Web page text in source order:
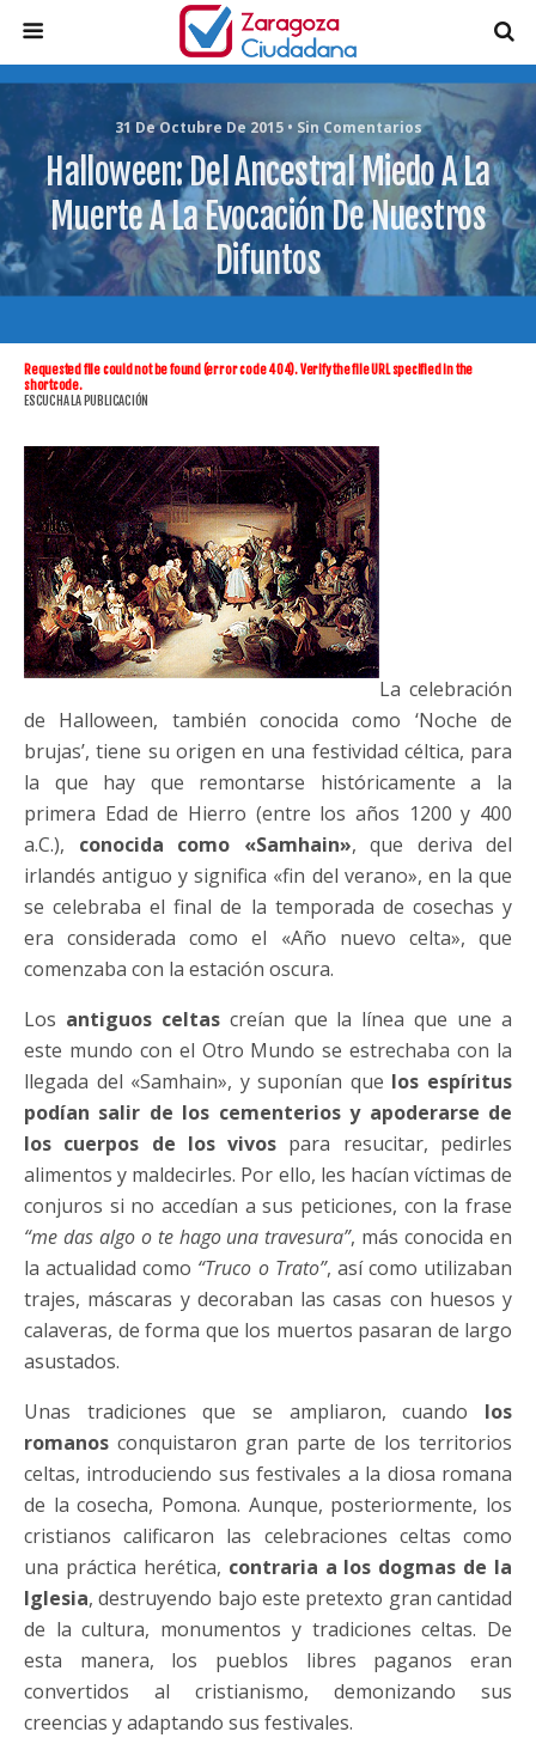
31 De Octubre De 2015 • Sin Comentarios
Halloween: Del Ancestral Miedo A La
Muerte A La Evocación De Nuestros
Difuntos
Requested file could not be found (error code 404). Verify the file URL specified in the
shortcode.
ESCUCHA LA PUBLICACIÓN
La celebración
de Halloween, también conocida como ‘Noche de
brujas’, tiene su origen en una festividad céltica, para
la que hay que remontarse históricamente a la
primera Edad de Hierro (entre los años 1200 y 400
a.C.), conocida como «Samhain», que deriva del
irlandés antiguo y significa «fin del verano», en la que
se celebraba el final de la temporada de cosechas y
era considerada como el «Año nuevo celta», que
comenzaba con la estación oscura.
Los antiguos celtas creían que la línea que une a
este mundo con el Otro Mundo se estrechaba con la
llegada del «Samhain», y suponían que los espíritus
podían salir de los cementerios y apoderarse de
los cuerpos de los vivos para resucitar, pedirles
alimentos y maldecirles. Por ello, les hacían víctimas de
conjuros si no accedían a sus peticiones, con la frase
“me das algo o te hago una travesura”, más conocida en
la actualidad como “Truco o Trato”, así como utilizaban
trajes, máscaras y decoraban las casas con huesos y
calaveras, de forma que los muertos pasaran de largo
asustados.
Unas tradiciones que se ampliaron, cuando los
romanos conquistaron gran parte de los territorios
celtas, introduciendo sus festivales a la diosa romana
de la cosecha, Pomona. Aunque, posteriormente, los
cristianos calificaron las celebraciones celtas como
una práctica herética, contraria a los dogmas de la
Iglesia, destruyendo bajo este pretexto gran cantidad
de la cultura, monumentos y tradiciones celtas. De
esta manera, los pueblos libres paganos eran
convertidos al cristianismo, demonizando sus
creencias y adaptando sus festivales.